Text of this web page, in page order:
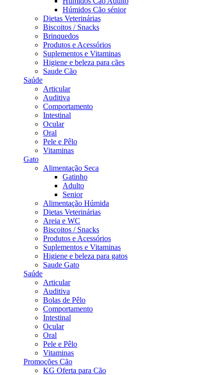
Húmidos Cão sénior
Dietas Veterinárias
Biscoitos / Snacks
Brinquedos
Produtos e Acessórios
Suplementos e Vitaminas
Higiene e beleza para cães
Saude Cão
Saúde
Articular
Auditiva
Comportamento
Intestinal
Ocular
Oral
Pele e Pêlo
Vitaminas
Gato
Alimentação Seca
Gatinho
Adulto
Senior
Alimentação Húmida
Dietas Veterinárias
Areia e WC
Biscoitos / Snacks
Produtos e Acessórios
Suplementos e Vitaminas
Higiene e beleza para gatos
Saude Gato
Saúde
Articular
Auditiva
Bolas de Pêlo
Comportamento
Intestinal
Ocular
Oral
Pele e Pêlo
Vitaminas
Promoções Cão
KG Oferta para Cão